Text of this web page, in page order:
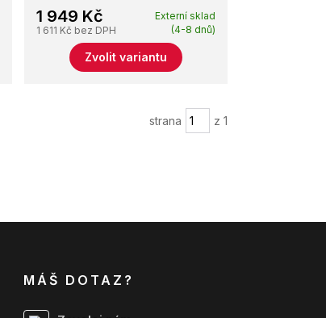
1 949 Kč
1 611 Kč bez DPH
Externí sklad
(4-8 dnů)
Zvolit variantu
strana z 1
MÁŠ DOTAZ?